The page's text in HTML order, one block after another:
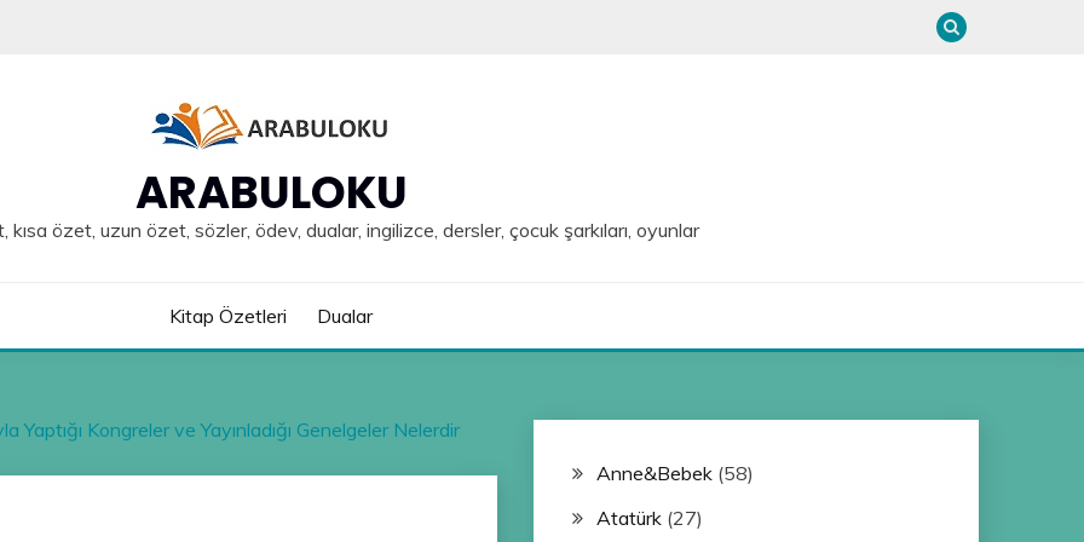
ARABULOKU
özet, uzun özet, sözler, ödev, dualar, ingilizce, dersler, çocuk şarkıları, oyunlar
Kitap Özetleri Dualar
Yaptığı Kongreler ve Yayınladığı Genelgeler Nelerdir
Anne&Bebek(58)
Atatürk(27)